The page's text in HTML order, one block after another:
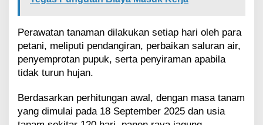
Perawatan tanaman dilakukan setiap hari oleh para
petani, meliputi pendangiran, perbaikan saluran air,
penyemprotan pupuk, serta penyiraman apabila
tidak turun hujan.
Berdasarkan perhitungan awal, dengan masa tanam
yang dimulai pada 18 September 2025 dan usia